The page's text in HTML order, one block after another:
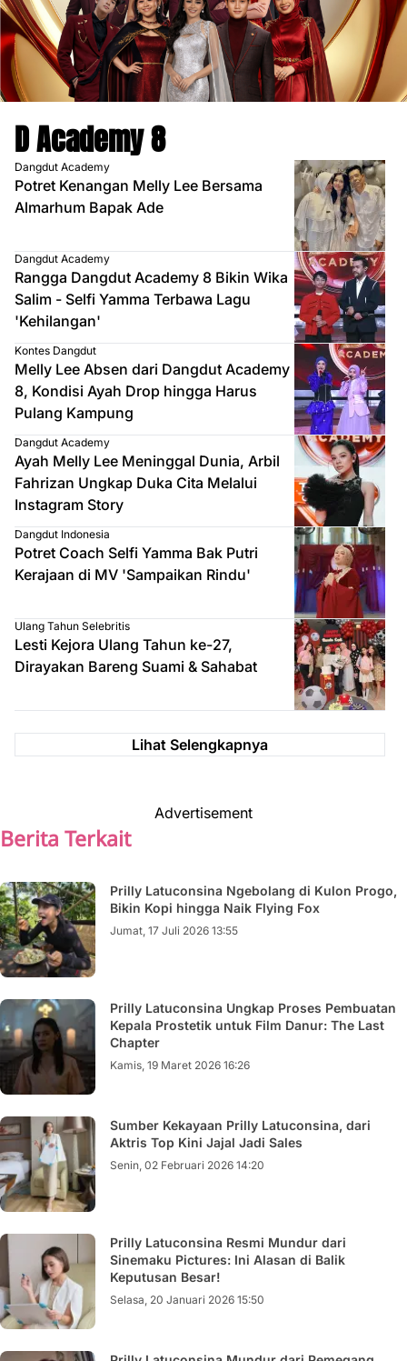
D Academy 8
Dangdut Academy
Potret Kenangan Melly Lee Bersama
Almarhum Bapak Ade
Dangdut Academy
Rangga Dangdut Academy 8 Bikin Wika
Salim - Selfi Yamma Terbawa Lagu
'Kehilangan'
Kontes Dangdut
Melly Lee Absen dari Dangdut Academy
8, Kondisi Ayah Drop hingga Harus
Pulang Kampung
Dangdut Academy
Ayah Melly Lee Meninggal Dunia, Arbil
Fahrizan Ungkap Duka Cita Melalui
Instagram Story
Dangdut Indonesia
Potret Coach Selfi Yamma Bak Putri
Kerajaan di MV 'Sampaikan Rindu'
Ulang Tahun Selebritis
Lesti Kejora Ulang Tahun ke-27,
Dirayakan Bareng Suami & Sahabat
Lihat Selengkapnya
Advertisement
Berita Terkait
Prilly Latuconsina Ngebolang di Kulon Progo,
Bikin Kopi hingga Naik Flying Fox
Jumat, 17 Juli 2026 13:55
Prilly Latuconsina Ungkap Proses Pembuatan
Kepala Prostetik untuk Film Danur: The Last
Chapter
Kamis, 19 Maret 2026 16:26
Sumber Kekayaan Prilly Latuconsina, dari
Aktris Top Kini Jajal Jadi Sales
Senin, 02 Februari 2026 14:20
Prilly Latuconsina Resmi Mundur dari
Sinemaku Pictures: Ini Alasan di Balik
Keputusan Besar!
Selasa, 20 Januari 2026 15:50